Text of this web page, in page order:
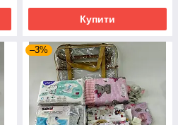
Купити
–3%